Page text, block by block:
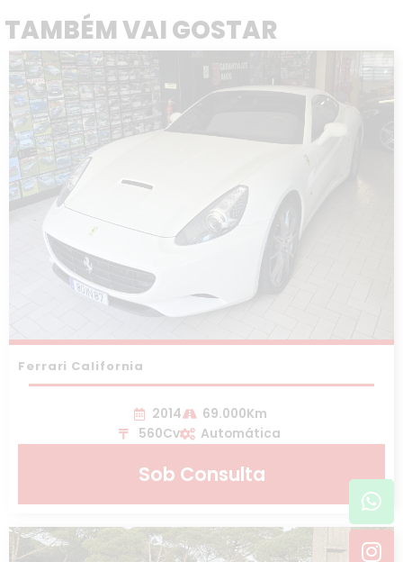
TAMBÉM VAI GOSTAR
Ferrari California
2014
69.000Km
560Cv
Automática
Sob Consulta